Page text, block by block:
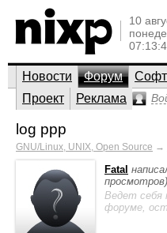
10
Новости Форум Софт
Проект
Реклама
log ppp
GNU/Linux, UNIX, Open Source →
Fatal
просмотров)
Ведет себя
форуме,